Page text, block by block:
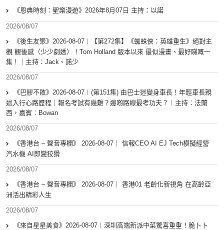
《恩典時刻：聖樂漫遊》2026年8月07日 主持：以諾
2026/08/07
《後生友聚》2026-08-07︱【第272集】《蜘蛛俠：英雄重生》絕對主
觀 觀後感（少少劇透）！Tom Holland 版本以來 最似漫畫、最好睇嘅一
集！｜主持：Jack、諾少
2026/08/07
《巴膠不敗》2026-08-07︱(第151集) 由巴士迷變身車長！年輕車長親
述入行心路歷程｜報名考試有幾難？邊啲路線最考功夫？︱主持：法蘭
西，嘉賓︰Bowan
2026/08/07
《香港台 – 聲音專欄》 2026-08-07｜ 信報CEO AI EJ Tech模擬經營
汽水機 AI即變狡猾
2026/08/07
《香港台 – 聲音專欄》 2026-08-07｜ 香港01 老齡化新視角 在高齡亞
洲活出精彩人生
2026/08/07
《來自星星美食》2026-08-07︱深圳高端新派中菜驚喜重重！脆卜卜